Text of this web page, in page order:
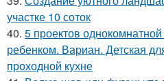
участке 10 соток
40. 5 проектов
ребенком. Вариан. Детская
проходной кухне